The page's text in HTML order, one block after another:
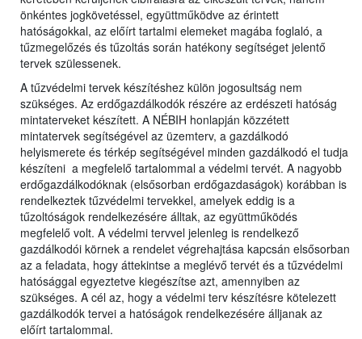
önkéntes jogkövetéssel, együttműködve az érintett
hatóságokkal, az előírt tartalmi elemeket magába foglaló, a
tűzmegelőzés és tűzoltás során hatékony segítséget jelentő
tervek szülessenek.
A tűzvédelmi tervek készítéshez külön jogosultság nem
szükséges. Az erdőgazdálkodók részére az erdészeti hatóság
mintaterveket készített. A NÉBIH honlapján közzétett
mintatervek segítségével az üzemterv, a gazdálkodó
helyismerete és térkép segítségével minden gazdálkodó el tudja
készíteni a megfelelő tartalommal a védelmi tervét. A nagyobb
erdőgazdálkodóknak (elsősorban erdőgazdaságok) korábban is
rendelkeztek tűzvédelmi tervekkel, amelyek eddig is a
tűzoltóságok rendelkezésére álltak, az együttműködés
megfelelő volt. A védelmi tervvel jelenleg is rendelkező
gazdálkodói körnek a rendelet végrehajtása kapcsán elsősorban
az a feladata, hogy áttekintse a meglévő tervét és a tűzvédelmi
hatósággal egyeztetve kiegészítse azt, amennyiben az
szükséges. A cél az, hogy a védelmi terv készítésre kötelezett
gazdálkodók tervei a hatóságok rendelkezésére álljanak az
előírt tartalommal.